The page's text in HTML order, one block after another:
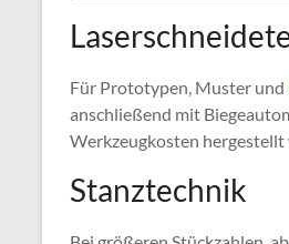
Für Prototypen, Muster und
anschließend mit
Werkzeugkosten hergestellt
Stanztechnik